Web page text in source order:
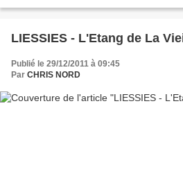
LIESSIES - L'Etang de La
Publié le 29/12/2011 à 09:45
Par CHRIS NORD